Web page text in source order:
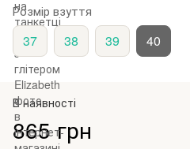
Розмір взуття
37 38 39 40
В наявності
865 грн